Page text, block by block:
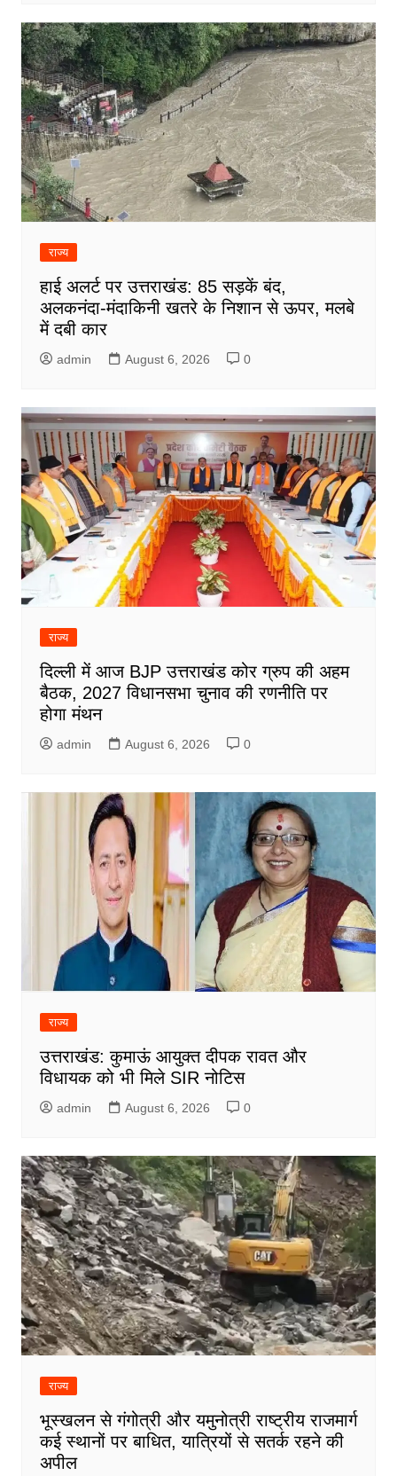
राज्य
हाई अलर्ट पर उत्तराखंड: 85 सड़कें बंद,
अलकनंदा-मंदाकिनी खतरे के निशान से ऊपर, मलबे
में दबी कार
admin August 6, 2026 0
राज्य
दिल्ली में आज BJP उत्तराखंड कोर ग्रुप की अहम
बैठक, 2027 विधानसभा चुनाव की रणनीति पर
होगा मंथन
admin August 6, 2026 0
राज्य
उत्तराखंड: कुमाऊं आयुक्त दीपक रावत और
विधायक को भी मिले SIR नोटिस
admin August 6, 2026 0
राज्य
भूस्खलन से गंगोत्री और यमुनोत्री राष्ट्रीय राजमार्ग
कई स्थानों पर बाधित, यात्रियों से सतर्क रहने की
अपील